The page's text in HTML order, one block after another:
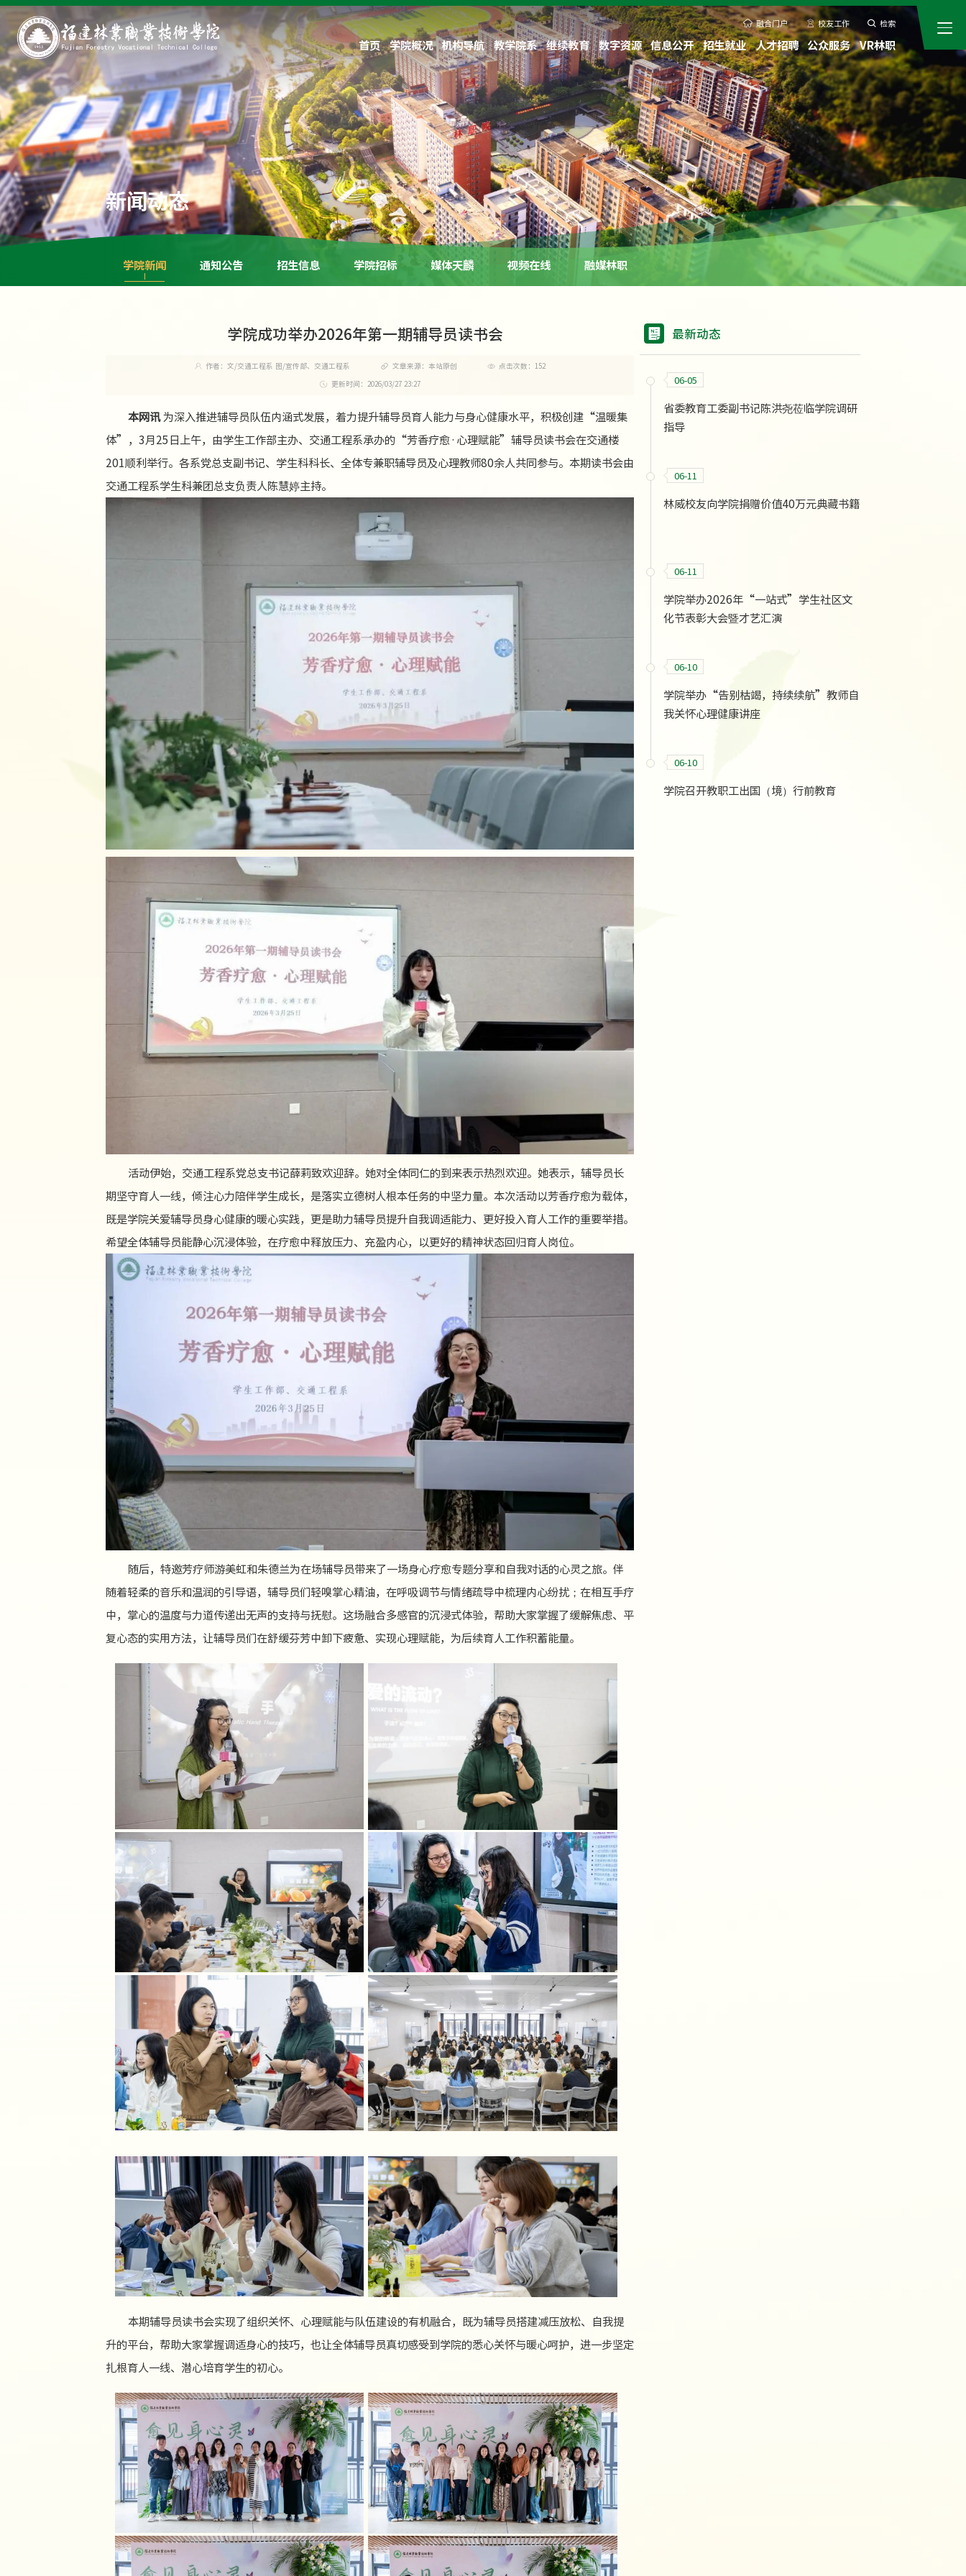
融合门户 校友工作 检索
首页 学院概况 机构导航 教学院系 继续教育 数字资源 信息公开 招生就业 人才招聘 公众服务 VR林职
新闻动态
学院新闻 通知公告 招生信息 学院招标 媒体天麟 视频在线 融媒林职
学院成功举办2026年第一期辅导员读书会
作者：文/交通工程系 图/宣传部、交通工程系 文章来源：本站原创 点击次数： 152
更新时间：2026/03/27 23:27
本网讯为深入推进辅导员队伍内涵式发展，着力提升辅导员育人能力与身心健康水平，积极创建“温暖集
体”，3月25日上午，由学生工作部主办、交通工程系承办的“芳香疗愈·心理赋能”辅导员读书会在交通楼
201顺利举行。各系党总支副书记、学生科科长、全体专兼职辅导员及心理教师80余人共同参与。本期读书会由
交通工程系学生科兼团总支负责人陈慧婷主持。
活动伊始，交通工程系党总支书记薛莉致欢迎辞。她对全体同仁的到来表示热烈欢迎。她表示，辅导员长
期坚守育人一线，倾注心力陪伴学生成长，是落实立德树人根本任务的中坚力量。本次活动以芳香疗愈为载体，
既是学院关爱辅导员身心健康的暖心实践，更是助力辅导员提升自我调适能力、更好投入育人工作的重要举措。
希望全体辅导员能静心沉浸体验，在疗愈中释放压力、充盈内心，以更好的精神状态回归育人岗位。
随后，特邀芳疗师游美虹和朱德兰为在场辅导员带来了一场身心疗愈专题分享和自我对话的心灵之旅。伴
随着轻柔的音乐和温润的引导语，辅导员们轻嗅掌心精油，在呼吸调节与情绪疏导中梳理内心纷扰；在相互手疗
中，掌心的温度与力道传递出无声的支持与抚慰。这场融合多感官的沉浸式体验，帮助大家掌握了缓解焦虑、平
复心态的实用方法，让辅导员们在舒缓芬芳中卸下疲惫、实现心理赋能，为后续育人工作积蓄能量。
本期辅导员读书会实现了组织关怀、心理赋能与队伍建设的有机融合，既为辅导员搭建减压放松、自我提
升的平台，帮助大家掌握调适身心的技巧，也让全体辅导员真切感受到学院的悉心关怀与暖心呵护，进一步坚定
扎根育人一线、潜心培育学生的初心。
最新动态
06-05
省委教育工委副书记陈洪尧莅临学院调研
指导
06-11
林威校友向学院捐赠价值40万元典藏书籍
06-11
学院举办2026年“一站式”学生社区文
化节表彰大会暨才艺汇演
06-10
学院举办“告别枯竭，持续续航”教师自
我关怀心理健康讲座
06-10
学院召开教职工出国（境）行前教育